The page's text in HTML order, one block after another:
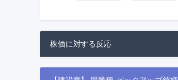
株価に対する反応